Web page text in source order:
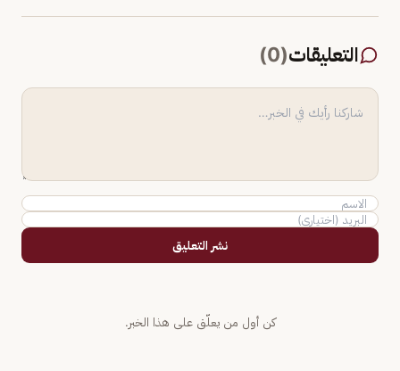
التعليقات(
0
)
نشر التعليق
كن أول من يعلّق على هذا الخبر.